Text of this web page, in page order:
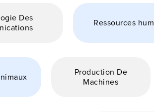
Des
Ressources
Production De
Machines